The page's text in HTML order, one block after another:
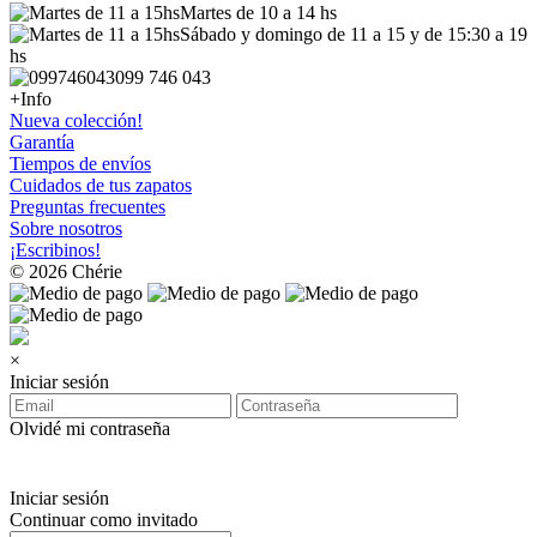
Martes de 10 a 14 hs
Sábado y domingo de 11 a 15 y de 15:30 a 19
hs
099 746 043
+Info
Nueva colección!
Garantía
Tiempos de envíos
Cuidados de tus zapatos
Preguntas frecuentes
Sobre nosotros
¡Escribinos!
© 2026 Chérie
×
Iniciar sesión
Olvidé mi contraseña
Iniciar sesión
Continuar como invitado